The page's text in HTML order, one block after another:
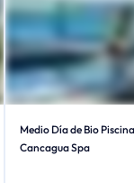
Medio Día de Bio
Cancagua Spa